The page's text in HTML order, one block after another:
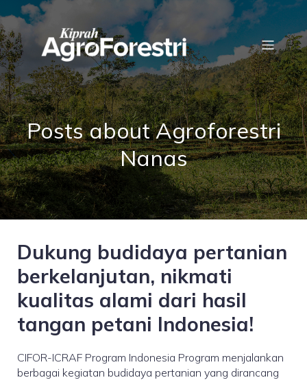
Posts about Agroforestri
Nanas
Dukung budidaya pertanian
berkelanjutan, nikmati
kualitas alami dari hasil
tangan petani Indonesia!
CIFOR-ICRAF Program Indonesia Program menjalankan
berbagai kegiatan budidaya pertanian yang dirancang